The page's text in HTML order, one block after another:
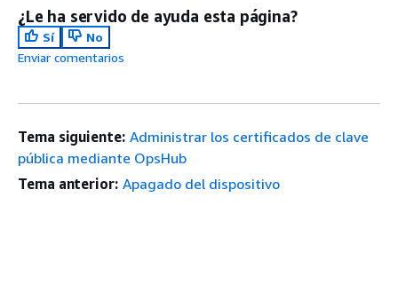
¿Le ha servido de ayuda esta página?
Sí
No
Enviar comentarios
Tema siguiente: Administrar los certificados de clave
pública mediante OpsHub
Tema anterior: Apagado del dispositivo